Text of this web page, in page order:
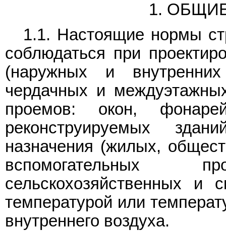
1.
1.1. Настоящие нормы
соблюдаться при
(наружных и
чердачных и
проемов: окон,
реконструируемых
назначения (жилых,
вспомогательных
сельскохозяйственных и
температурой или
внутреннего воздуха.